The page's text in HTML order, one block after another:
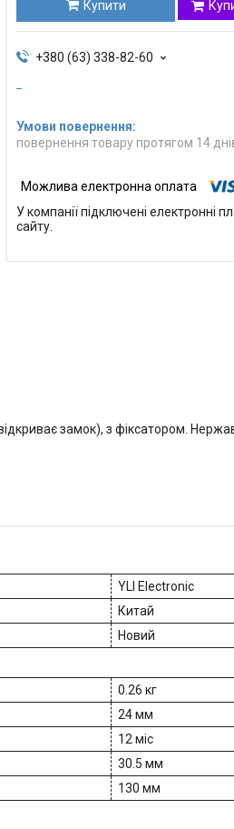
Купити
+380 (63) 338-82-60
повернення товару протягом 14
У компанії підключені електронні
сайту.
замок), з фіксатором.
YLI Electronic
Китай
Новий
0.26 кг
24 мм
12 міс
30.5 мм
130 мм